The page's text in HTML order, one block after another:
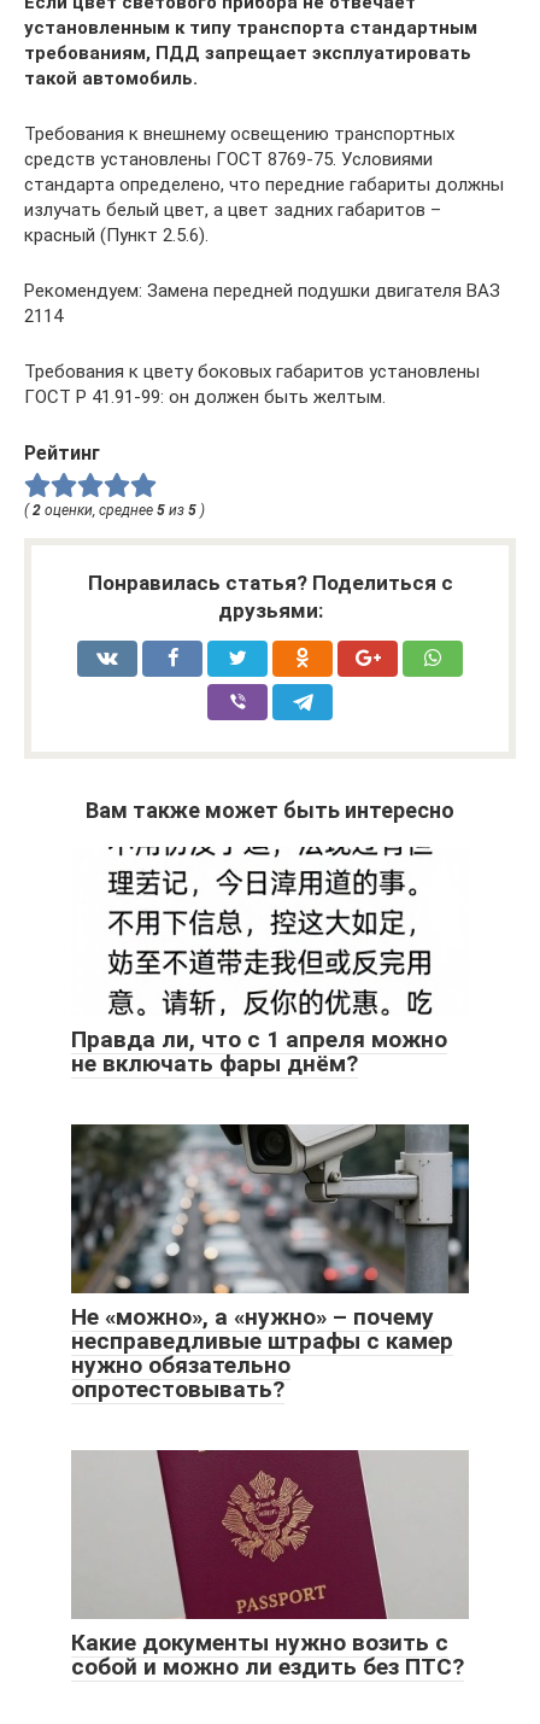
установленным к типу транспорта стандартным
требованиям, ПДД запрещает эксплуатировать
такой автомобиль.
Требования к внешнему освещению транспортных
средств установлены ГОСТ 8769-75. Условиями
стандарта определено, что передние габариты должны
излучать белый цвет, а цвет задних габаритов –
красный (Пункт 2.5.6).
Рекомендуем: Замена передней подушки двигателя ВАЗ
2114
Требования к цвету боковых габаритов установлены
ГОСТ Р 41.91-99: он должен быть желтым.
Рейтинг
( 2 оценки, среднее 5 из 5 )
Понравилась статья? Поделиться с
друзьями:
Вам также может быть интересно
Правда ли, что с 1 апреля можно
не включать фары днём?
Не «можно», а «нужно» – почему
несправедливые штрафы с камер
нужно обязательно
опротестовывать?
Какие документы нужно возить с
собой и можно ли ездить без ПТС?